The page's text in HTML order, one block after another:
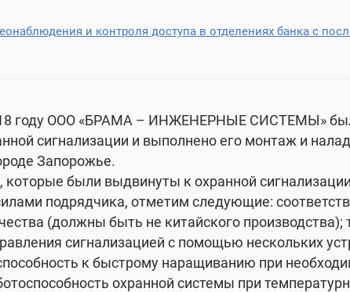
и контроля доступа в отделениях банка с
году ООО «БРАМА – ИНЖЕНЕРНЫЕ СИСТЕМЫ»
сигнализации и выполнено его монтаж и
Запорожье.
которые были выдвинуты к охранной
подрядчика, отметим следующие:
(должны быть не китайского производства);
сигнализацией с помощью нескольких
к быстрому наращиванию при
охранной системы при